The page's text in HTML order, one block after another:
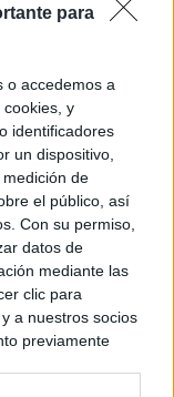
para
o accedemos a
cookies, y
identificadores
un dispositivo,
de
el público, así
Con su permiso,
datos de
mediante las
clic para
a nuestros socios
previamente